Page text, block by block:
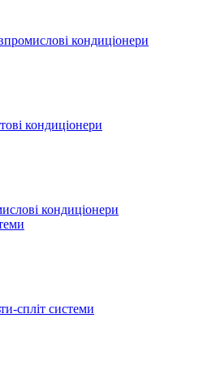
кондиціонери
кондиціонери
кондиціонери
спліт системи